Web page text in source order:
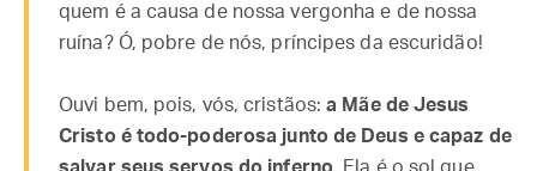
quem é a causa de nossa vergonha e de nossa
ruína? Ó, pobre de nós, príncipes da escuridão!
Ouvi bem, pois, vós, cristãos:a Mãe de Jesus
Cristo é todo-poderosa junto de Deus e capaz de
salvar seus servos do inferno. Ela é o sol que